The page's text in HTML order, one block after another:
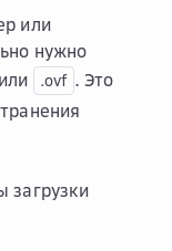
или
нужно
или .ovf . Это
загрузки